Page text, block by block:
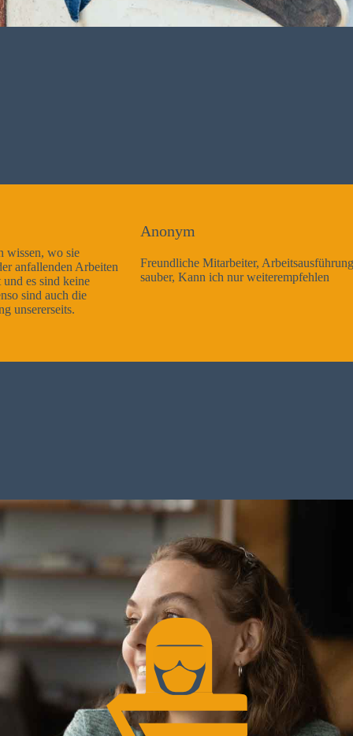
Freundliche Mitarbeiter, Arbeitsausführung sehr gut und sehr
sauber, Kann ich nur weiterempfehlen